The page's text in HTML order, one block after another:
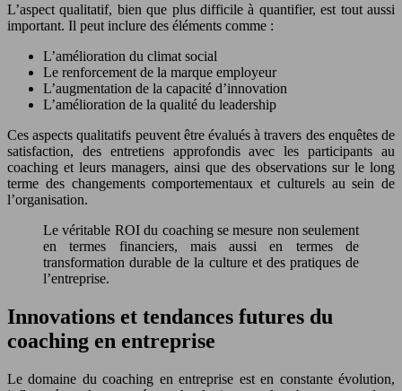
L’aspect qualitatif, bien que plus difficile à quantifier, est tout aussi
important. Il peut inclure des éléments comme :
L’amélioration du climat social
Le renforcement de la marque employeur
L’augmentation de la capacité d’innovation
L’amélioration de la qualité du leadership
Ces aspects qualitatifs peuvent être évalués à travers des enquêtes de
satisfaction, des entretiens approfondis avec les participants au
coaching et leurs managers, ainsi que des observations sur le long
terme des changements comportementaux et culturels au sein de
l’organisation.
Le véritable ROI du coaching se mesure non seulement
en termes financiers, mais aussi en termes de
transformation durable de la culture et des pratiques de
l’entreprise.
Innovations et tendances futures du
coaching en entreprise
Le domaine du coaching en entreprise est en constante évolution,